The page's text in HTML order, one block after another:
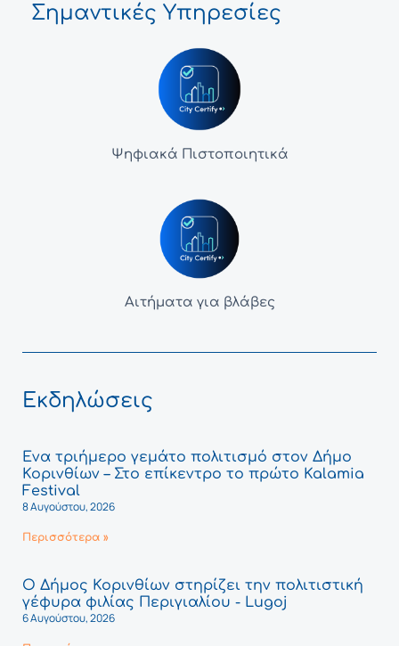
Σημαντικές Υπηρεσίες
Ψηφιακά Πιστοποιητικά
Αιτήματα για βλάβες
Εκδηλώσεις
Ένα τριήμερο γεμάτο πολιτισμό στον Δήμο
Κορινθίων – Στο επίκεντρο το πρώτο Kalamia
Festival
8 Αυγούστου, 2026
Περισσότερα »
Ο Δήμος Κορινθίων στηρίζει την πολιτιστική
γέφυρα φιλίας Περιγιαλίου - Lugoj
6 Αυγούστου, 2026